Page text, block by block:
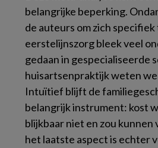
belangrijke beperking.
de auteurs om zich
eerstelijnszorg bleek veel
gedaan in gespecialiseerde
huisartsenpraktijk weten
Intuïtief blijft de
belangrijk instrument: kost
blijkbaar niet en zou kunnen
het laatste aspect is echter